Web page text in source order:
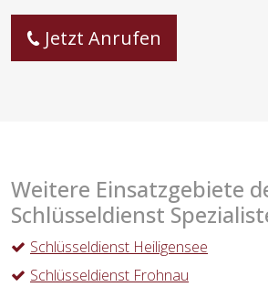
Jetzt Anrufen
Weitere Einsatzgebiete
Schlüsseldienst
Schlüsseldienst Heiligensee
Schlüsseldienst Frohnau